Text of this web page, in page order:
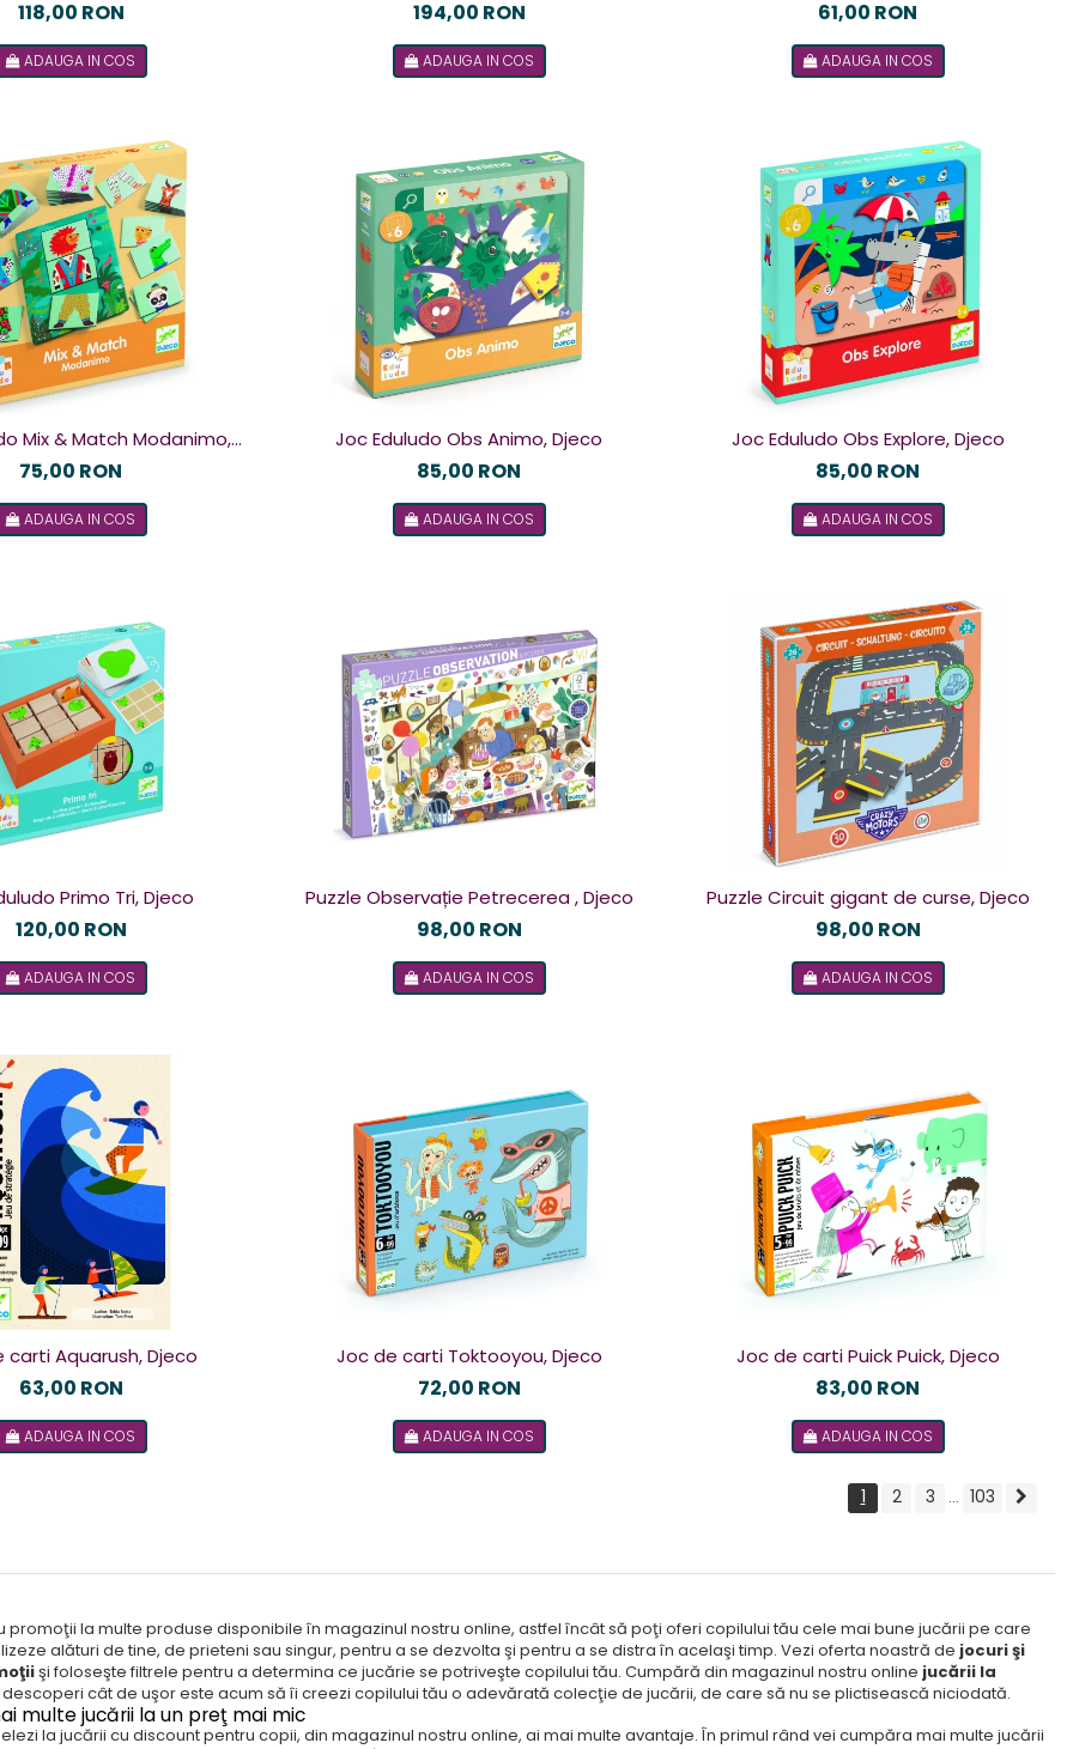
Djeco
118,00 RON
ADAUGA IN COS
Djeco
194,00 RON
ADAUGA IN COS
61,00 RON
ADAUGA IN COS
Mix & Match Modanimo,
Djeco
75,00 RON
ADAUGA IN COS
Joc Eduludo Obs Animo, Djeco
85,00 RON
ADAUGA IN COS
Joc Eduludo Obs Explore, Djeco
85,00 RON
ADAUGA IN COS
Primo Tri, Djeco
120,00 RON
ADAUGA IN COS
Puzzle Observație Petrecerea , Djeco
98,00 RON
ADAUGA IN COS
Puzzle Circuit gigant de curse, Djeco
98,00 RON
ADAUGA IN COS
carti Aquarush, Djeco
63,00 RON
ADAUGA IN COS
Joc de carti Toktooyou, Djeco
72,00 RON
ADAUGA IN COS
Joc de carti Puick Puick, Djeco
83,00 RON
ADAUGA IN COS
1 2 3 ... 103
promoţii la multe produse disponibile în magazinul nostru online, astfel încât să poţi oferi copilului tău cele mai bune jucării pe care
alături de tine, de prieteni sau singur, pentru a se dezvolta şi pentru a se distra în acelaşi timp. Vezi oferta noastră de jocuri şi
şi foloseşte filtrele pentru a determina ce jucărie se potriveşte copilului tău. Cumpără din magazinul nostru online jucării la
descoperi cât de uşor este acum să îi creezi copilului tău o adevărată colecţie de jucării, de care să nu se plictisească niciodată.
multe jucării la un preţ mai mic
la jucării cu discount pentru copii, din magazinul nostru online, ai mai multe avantaje. În primul rând vei cumpăra mai multe jucării